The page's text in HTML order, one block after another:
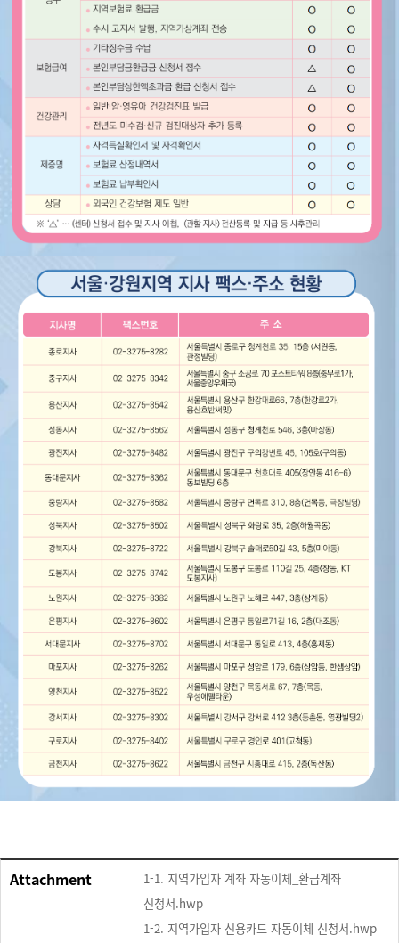
Attachment
1-1. 지역가입자 계좌 자동이체_환급계좌
신청서.hwp
1-2. 지역가입자 신용카드 자동이체 신청서.hwp